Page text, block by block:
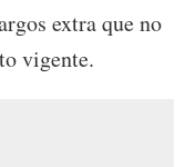
extra que no
vigente.